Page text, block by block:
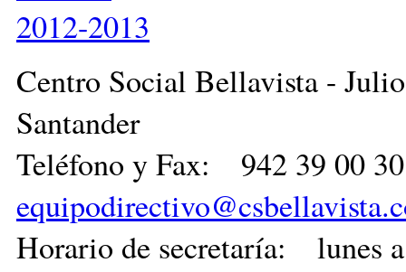
Centro Social Bellavista -
Santander
Teléfono y Fax: 942 39
Horario de secretaría: